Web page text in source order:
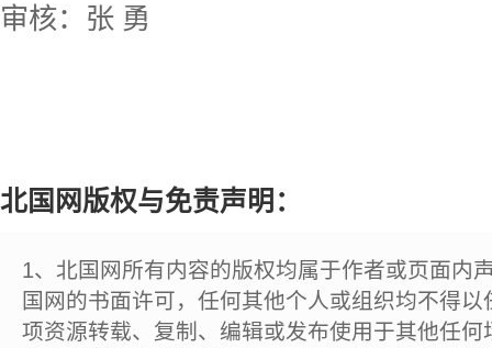
审核：张 勇
北国网版权与免责声明：
1、北国网所有内容的版权均属于作者或页面内
国网的书面许可，任何其他个人或组织均不得
项资源转载、复制、编辑或发布使用于其他任